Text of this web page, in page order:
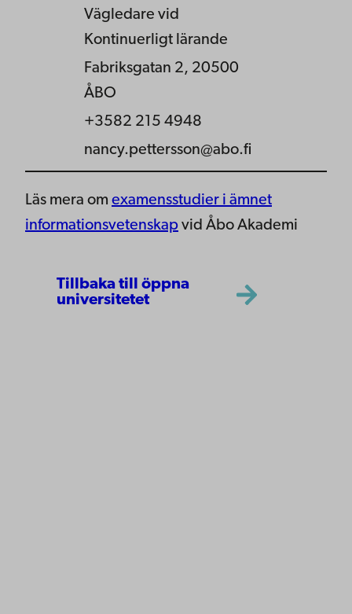
Vägledare vid
Kontinuerligt lärande
Fabriksgatan 2, 20500
ÅBO
+3582 215 4948
nancy.pettersson@abo.fi
Läs mera om examensstudier i ämnet
informationsvetenskap vid Åbo Akademi
Tillbaka till öppna
universitetet